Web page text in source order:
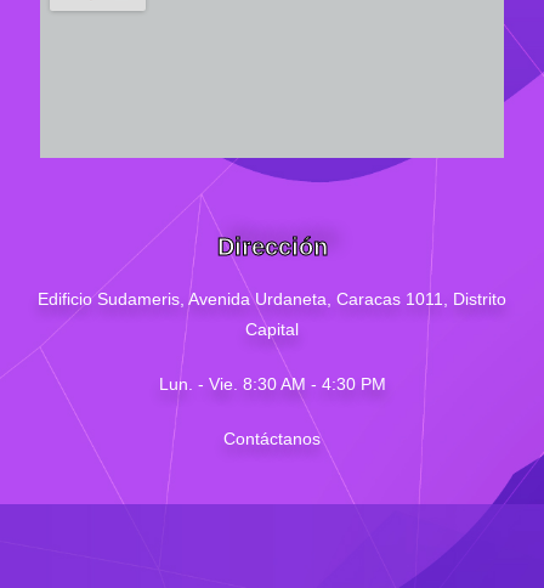
Dirección
Edificio Sudameris, Avenida Urdaneta, Caracas 1011, Distrito
Capital
Lun. - Vie. 8:30 AM - 4:30 PM
Contáctanos